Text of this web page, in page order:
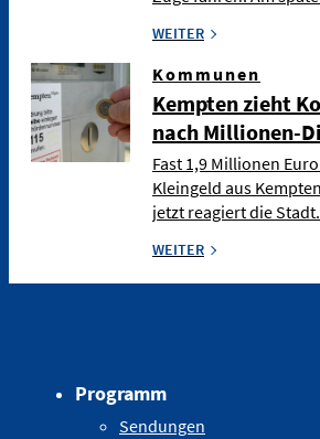
WEITER
Kommunen
Kempten zieht
nach Millionen-
Fast 1,9 Millionen
Kleingeld aus
jetzt reagiert die
WEITER
Programm
Sendungen